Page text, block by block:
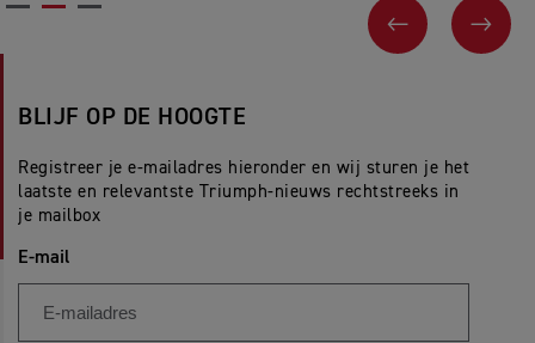
VORIGE
BLIJF OP DE HOOGTE
Registreer je e-mailadres hieronder en wij sturen je het
laatste en relevantste Triumph-nieuws rechtstreeks in
je mailbox
E-mail